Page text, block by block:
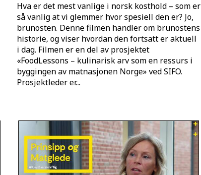
Hva er det mest vanlige i norsk kosthold – som er
så vanlig at vi glemmer hvor spesiell den er? Jo,
brunosten. Denne filmen handler om brunostens
historie, og viser hvordan den fortsatt er aktuell
i dag. Filmen er en del av prosjektet
«FoodLessons – kulinarisk arv som en ressurs i
byggingen av matnasjonen Norge» ved SIFO.
Prosjektleder er...